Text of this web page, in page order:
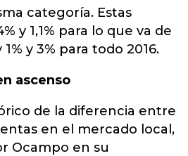
categoría. Estas
y 1,1% para lo que va de
y 3% para todo 2016.
ascenso
de la diferencia entre
en el mercado local,
Ocampo en su